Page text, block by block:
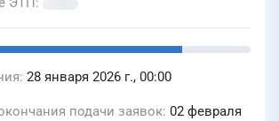
28 января 2026 г., 00:00
подачи заявок 02 февраля